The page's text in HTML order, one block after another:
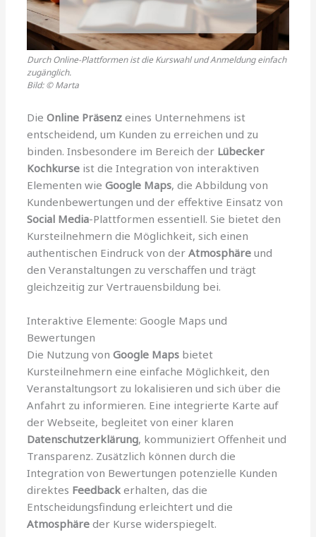
Durch Online-Plattformen ist die Kurswahl und Anmeldung einfach
zugänglich.
Bild: © Marta
DieOnline Präsenz eines Unternehmens ist
entscheidend, um Kunden zu erreichen und zu
binden. Insbesondere im Bereich der Lübecker
Kochkurse ist die Integration von interaktiven
Elementen wieGoogle Maps, die Abbildung von
Kundenbewertungen und der effektive Einsatz von
Social Media-Plattformen essentiell. Sie bietet den
Kursteilnehmern die Möglichkeit, sich einen
authentischen Eindruck von derAtmosphäre und
den Veranstaltungen zu verschaffen und trägt
gleichzeitig zur Vertrauensbildung bei.
Interaktive Elemente: Google Maps und
Bewertungen
Die Nutzung vonGoogle Maps bietet
Kursteilnehmern eine einfache Möglichkeit, den
Veranstaltungsort zu lokalisieren und sich über die
Anfahrt zu informieren. Eine integrierte Karte auf
der Webseite, begleitet von einer klaren
Datenschutzerklärung, kommuniziert Offenheit und
Transparenz. Zusätzlich können durch die
Integration von Bewertungen potenzielle Kunden
direktes Feedback erhalten, das die
Entscheidungsfindung erleichtert und die
Atmosphäre der Kurse widerspiegelt.